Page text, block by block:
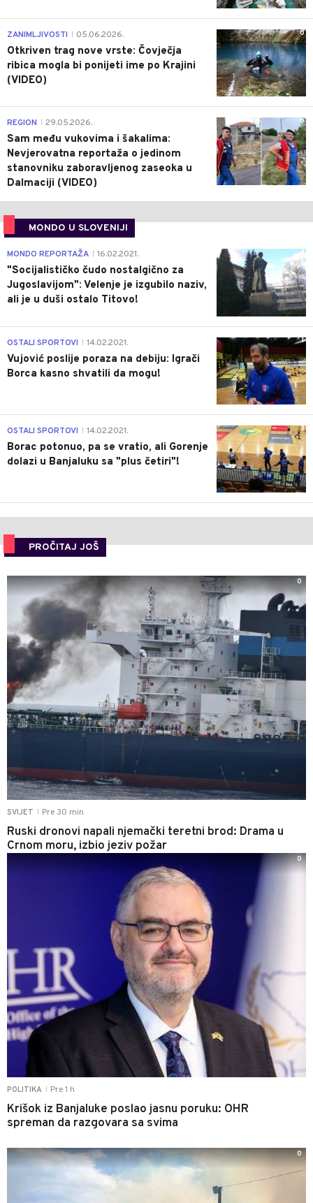
0
ZANIMLJIVOSTI 05.06.2026.
Otkriven trag nove vrste: Čovječja
ribica mogla bi ponijeti ime po Krajini
(VIDEO)
0
REGION 29.05.2026.
Sam među vukovima i šakalima:
Nevjerovatna reportaža o jedinom
stanovniku zaboravljenog zaseoka u
Dalmaciji (VIDEO)
MONDO U SLOVENIJI
4
MONDO REPORTAŽA 16.02.2021.
"Socijalističko čudo nostalgično za
Jugoslavijom": Velenje je izgubilo naziv,
ali je u duši ostalo Titovo!
1
OSTALI SPORTOVI 14.02.2021.
Vujović poslije poraza na debiju: Igrači
Borca kasno shvatili da mogu!
3
OSTALI SPORTOVI 14.02.2021.
Borac potonuo, pa se vratio, ali Gorenje
dolazi u Banjaluku sa "plus četiri"!
PROČITAJ JOŠ
SVIJET Pre 30 min
Ruski dronovi napali njemački teretni brod: Drama u
Crnom moru, izbio jeziv požar
0
POLITIKA Pre 1 h
Krišok iz Banjaluke poslao jasnu poruku: OHR
spreman da razgovara sa svima
0
0